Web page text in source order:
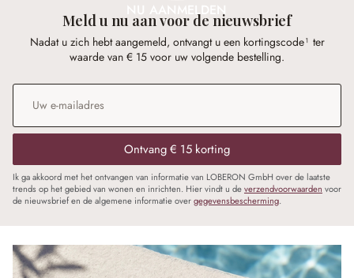
NU AANMELDEN
Meld u nu aan voor de nieuwsbrief
Nadat u zich hebt aangemeld, ontvangt u een kortingscode¹ ter
waarde van € 15 voor uw volgende bestelling.
E-mailadres
Ontvang € 15 korting
Ik ga akkoord met het ontvangen van informatie van LOBERON GmbH over de laatste
trends op het gebied van wonen en inrichten. Hier vindt u deverzendvoorwaarden voor
de nieuwsbrief en de algemene informatie overgegevensbescherming.